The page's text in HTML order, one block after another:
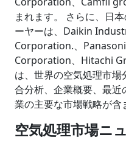
まれます。 さらに、日
ーヤーは、Daikin
Corporation.、
Corporation、Hitachi
は、世界の空気処理市
合分析、企業概要、最
業の主要な市場戦略が含
空気処理市場ニ